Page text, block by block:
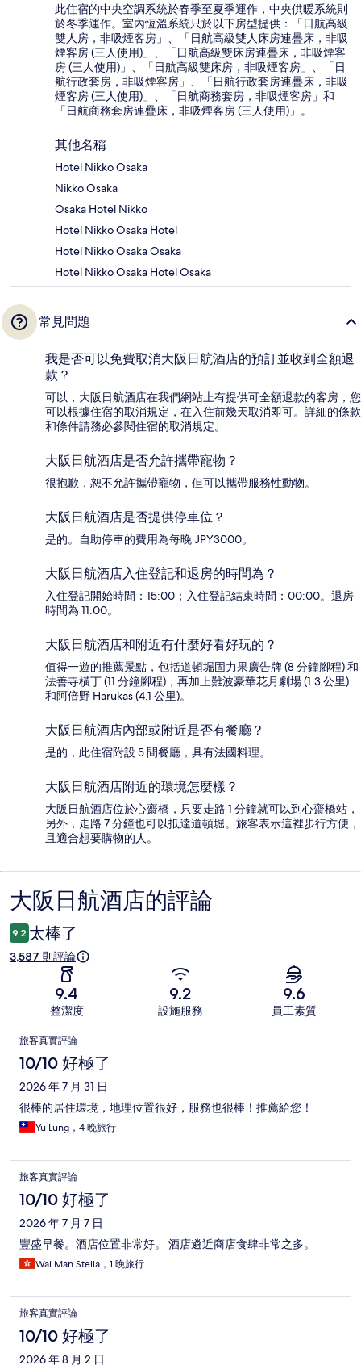
此住宿的中央空調系統於春季至夏季運作，中央供暖系統則
於冬季運作。室內恆溫系統只於以下房型提供：「日航高級
雙人房，非吸煙客房」、「日航高級雙人床房連疊床，非吸
煙客房 (三人使用)」、「日航高級雙床房連疊床，非吸煙客
房 (三人使用)」、「日航高級雙床房，非吸煙客房」、「日
航行政套房，非吸煙客房」、「日航行政套房連疊床，非吸
煙客房 (三人使用)」、「日航商務套房，非吸煙客房」和
「日航商務套房連疊床，非吸煙客房 (三人使用)」。
其他名稱
Hotel Nikko Osaka
Nikko Osaka
Osaka Hotel Nikko
Hotel Nikko Osaka Hotel
Hotel Nikko Osaka Osaka
Hotel Nikko Osaka Hotel Osaka
常見問題
我是否可以免費取消大阪日航酒店的預訂並收到全額退
款？
可以，大阪日航酒店在我們網站上有提供可全額退款的客房，您
可以根據住宿的取消規定，在入住前幾天取消即可。詳細的條款
和條件請務必參閱住宿的取消規定。
大阪日航酒店是否允許攜帶寵物？
很抱歉，恕不允許攜帶寵物，但可以攜帶服務性動物。
大阪日航酒店是否提供停車位？
是的。自助停車的費用為每晚 JPY3000。
大阪日航酒店入住登記和退房的時間為？
入住登記開始時間：15:00；入住登記結束時間：00:00。退房
時間為 11:00。
大阪日航酒店和附近有什麼好看好玩的？
值得一遊的推薦景點，包括道頓堀固力果廣告牌 (8 分鐘腳程) 和
法善寺橫丁 (11 分鐘腳程)，再加上難波豪華花月劇場 (1.3 公里)
和阿倍野 Harukas (4.1 公里)。
大阪日航酒店內部或附近是否有餐廳？
是的，此住宿附設 5 間餐廳，具有法國料理。
大阪日航酒店附近的環境怎麼樣？
大阪日航酒店位於心齋橋，只要走路 1 分鐘就可以到心齋橋站，
另外，走路 7 分鐘也可以抵達道頓堀。旅客表示這裡步行方便，
且適合想要購物的人。
評
論
大阪日航酒店的評論
9.2 太棒了
3,587 則評論
9.4
整潔度
9.2
設施服務
9.6
員工素質
評
論
旅客真實評論
10/10 好極了
2026 年 7 月 31 日
很棒的居住環境，地理位置很好，服務也很棒！推薦給您！
Yu Lung，4 晚旅行
旅客真實評論
10/10 好極了
2026 年 7 月 7 日
豐盛早餐。酒店位置非常好。 酒店遴近商店食肆非常之多。
Wai Man Stella，1 晚旅行
旅客真實評論
10/10 好極了
2026 年 8 月 2 日